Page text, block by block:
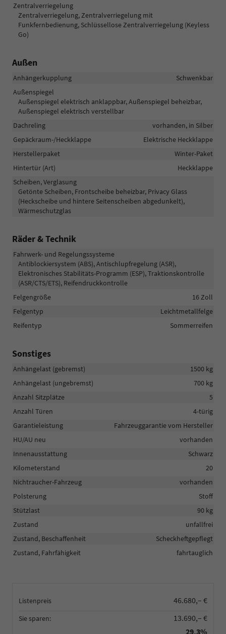
Listenpreis 46.680,– €
Sie sparen:
13.690,– €
29,3%
Zentralverriegelung
Zentralverriegelung, Zentralverriegelung mit
Funkfernbedienung, Schlüssellose Zentralverriegelung (Keyless
Go)
Außen
Anhängerkupplung
Schwenkbar
Außenspiegel
Außenspiegel elektrisch anklappbar, Außenspiegel beheizbar,
Außenspiegel elektrisch verstellbar
Dachreling
vorhanden, in Silber
Gepäckraum-/Heckklappe
Elektrische Heckklappe
Herstellerpaket
Winter-Paket
Hintertür (Art)
Heckklappe
Scheiben, Verglasung
Getönte Scheiben, Frontscheibe beheizbar, Privacy Glass
(Heckscheibe und hintere Seitenscheiben abgedunkelt),
Wärmeschutzglas
Räder & Technik
Fahrwerk- und Regelungssysteme
Antiblockiersystem (ABS), Antischlupfregelung (ASR),
Elektronisches Stabilitäts-Programm (ESP), Traktionskontrolle
(ASR/CTS/ETS), Reifendruckkontrolle
Felgengröße
16 Zoll
Felgentyp
Leichtmetallfelge
Reifentyp
Sommerreifen
Sonstiges
Anhängelast (gebremst)
1500 kg
Anhängelast (ungebremst)
700 kg
Anzahl Sitzplätze
5
Anzahl Türen
4-türig
Garantieleistung
Fahrzeuggarantie vom Hersteller
HU/AU neu
vorhanden
Innenausstattung
Schwarz
Kilometerstand
20
Nichtraucher-Fahrzeug
vorhanden
Polsterung
Stoff
Stützlast
90 kg
Zustand
unfallfrei
Zustand, Beschaffenheit
Scheckheftgepflegt
Zustand, Fahrfähigkeit
fahrtauglich